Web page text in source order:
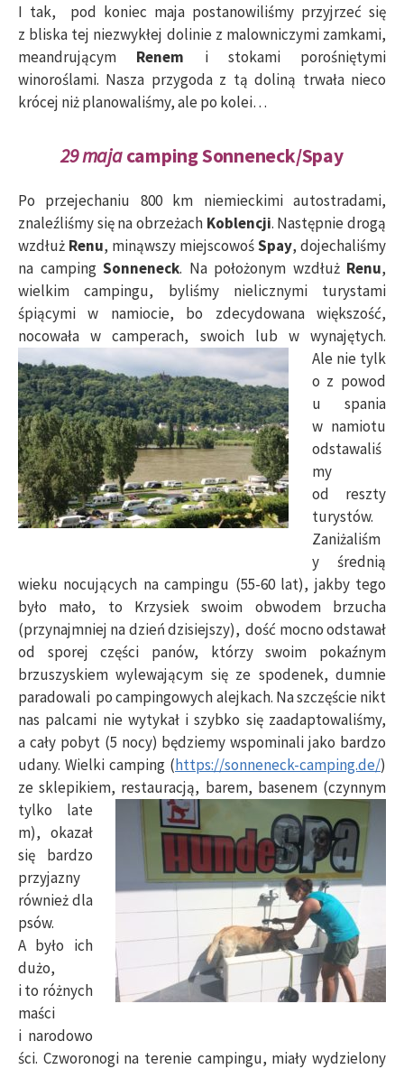
I tak, pod koniec maja postanowiliśmy przyjrzeć się
z bliska tej niezwykłej dolinie z malowniczymi zamkami,
meandrującym Renem i stokami porośniętymi
winoroślami. Nasza przygoda z tą doliną trwała nieco
krócej niż planowaliśmy, ale po kolei…
29 majacamping Sonneneck/Spay
Po przejechaniu 800 km niemieckimi autostradami,
znaleźliśmy się na obrzeżach Koblencji. Następnie drogą
wzdłuż Renu, minąwszy miejscowośSpay, dojechaliśmy
na camping Sonneneck. Na położonym wzdłuż Renu,
wielkim campingu, byliśmy nielicznymi turystami
śpiącymi w namiocie, bo zdecydowana większość,
nocowała w camperach, swoich lub w wynajętych.
Ale nie tylk
o z powod
u spania
w namiotu
odstawaliś
my
od reszty
turystów.
Zaniżaliśm
y średnią
wieku nocujących na campingu (55-60 lat), jakby tego
było mało, to Krzysiek swoim obwodem brzucha
(przynajmniej na dzień dzisiejszy), dość mocno odstawał
od sporej części panów, którzy swoim pokaźnym
brzuszyskiem wylewającym się ze spodenek, dumnie
paradowali po campingowych alejkach. Na szczęście nikt
nas palcami nie wytykał i szybko się zaadaptowaliśmy,
a cały pobyt (5 nocy) będziemy wspominali jako bardzo
udany. Wielki camping (https://sonneneck-camping.de/)
ze sklepikiem, restauracją, barem, basenem (czynnym
tylko late
m), okazał
się bardzo
przyjazny
również dla
psów.
A było ich
dużo,
i to różnych
maści
i narodowo
ści. Czworonogi na terenie campingu, miały wydzielony